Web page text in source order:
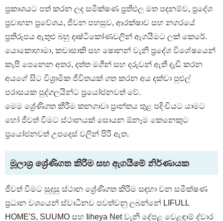
ප්‍රකාශයට පත් කරන ලද සමීක්ෂණ ප්‍රතිඵල මත පදනම්ව, ප්‍රදේශ
ප්‍රවාහන ප්‍රවේශය, ජීවන පහසුව, ආරක්ෂාව සහ නගරයේ
ප්‍රතිරූපය ඇතුළු බහු දෘෂ්ටිකෝණවලින් ඇගයීමට ලක් කෙරේ.
යොකොහාමා, කවාසාකි සහ ෂොනන් වැනි ප්‍රදේශ විශේෂයෙන්
කැපී පෙනෙන අතර, දත්ත මගීන් සහ දරුවන් ඇති දැඩි කරන
අයගේ සිට විශ්‍රාමික ජීවිතයක් ගත කරන අය දක්වා පුළුල්
පරාසයක පුද්ගලයින්ට ප්‍රයෝජනවත් වේ.
මෙම ශ්‍රේණිගත කිරීම කනගාවා ප්‍රාන්තය තුළ පදිංචියට යාමට
හෝ ජීවත් වීමට ස්ථානයක් සොයන ඕනෑම කෙනෙකුට
ප්‍රයෝජනවත් උපදෙස් වලින් පිරී ඇත.
මූලාශ්‍ර ශ්‍රේණිගත කිරීම සහ ඇගයීමේ නිර්ණායක
ජීවත් වීමට සුදුසු ස්ථාන ශ්‍රේණිගත කිරීම සඳහා වන සමීක්ෂණ
ප්‍රධාන වශයෙන් ස්වාධීනව පවත්වනු ලබන්නේ LIFULL
HOME'S, SUUMO සහ Iiheya Net වැනි දේපළ වෙළඳාම් ද්වාර